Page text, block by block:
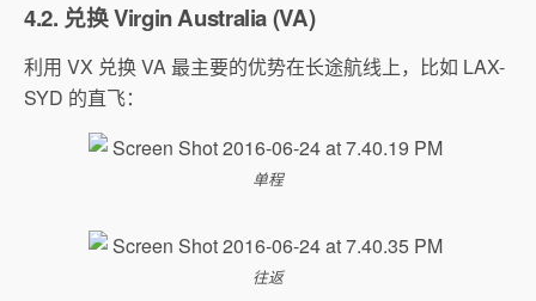
4.2. 兑换 Virgin Australia (VA)
利用 VX 兑换 VA 最主要的优势在长途航线上，比如 LAX-
SYD 的直飞：
单程
往返